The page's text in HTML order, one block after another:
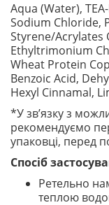
Aqua (Water),
Sodium Chloride,
Styrene/Acrylates
Ethyltrimonium
Wheat Protein
Benzoic Acid,
Hexyl Cinnamal,
*У зв’язку з
рекомендуємо
упаковці, перед
Спосіб
Ретельно
теплою